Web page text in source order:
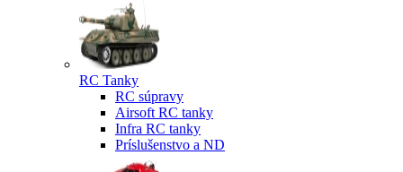
RC Tanky
RC súpravy
Airsoft RC tanky
Infra RC tanky
Príslušenstvo a ND